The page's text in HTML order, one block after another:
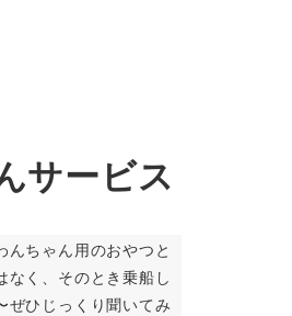
サービス
ちゃん用のおやつと
なく、そのとき乗船し
ぜひじっくり聞いてみ